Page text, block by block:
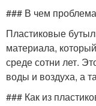
### В чем
Пластиковые
материала,
среде сотни лет.
воды и воздуха, а
### Как из